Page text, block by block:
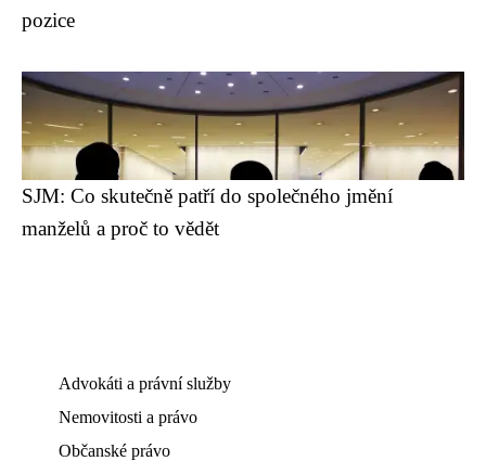
pozice
SJM: Co skutečně patří do společného jmění
manželů a proč to vědět
Advokáti a právní služby
Nemovitosti a právo
Občanské právo